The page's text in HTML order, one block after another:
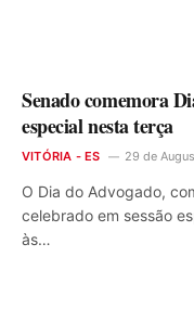
Senado comemora
especial nesta terça
VITÓRIA - ES 29 de
O Dia do Advogado,
celebrado em sessão
às…